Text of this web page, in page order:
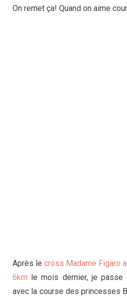
On remet ça! Quand on aime
Après le cross Madame Figaro
6km le mois dernier, je
avec la course des princesses